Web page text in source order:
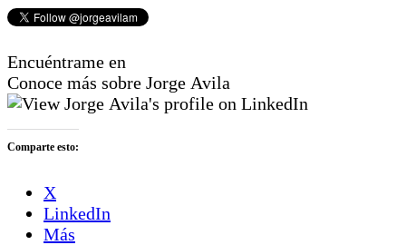
Encuéntrame en
Conoce más sobre Jorge Avila
Comparte esto:
X
LinkedIn
Más